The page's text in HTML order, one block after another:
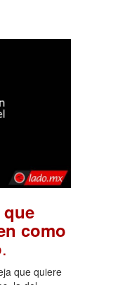
como
.
que quiere